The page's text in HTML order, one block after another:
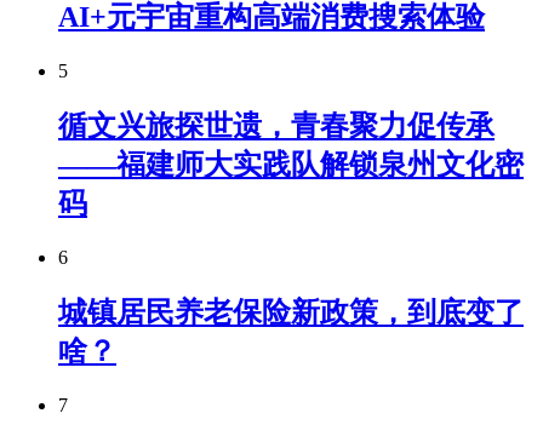
AI+元宇宙重构高端消费搜索体验
5
循文兴旅探世遗，青春聚力促传承
——福建师大实践队解锁泉州文化密
码
6
城镇居民养老保险新政策，到底变了
啥？
7